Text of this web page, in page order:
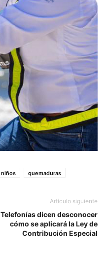
niños quemaduras
Artículo siguiente
Telefonías dicen desconocer
cómo se aplicará la Ley de
Contribución Especial